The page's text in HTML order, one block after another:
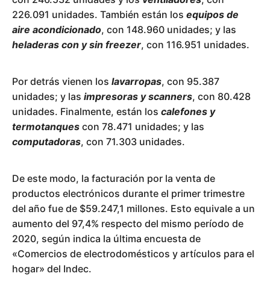
226.091 unidades. También están los equipos de
aire acondicionado, con 148.960 unidades; y las
heladeras con y sin freezer, con 116.951 unidades.
Por detrás vienen los lavarropas, con 95.387
unidades; y las impresoras y scanners, con 80.428
unidades. Finalmente, están los calefones y
termotanques con 78.471 unidades; y las
computadoras, con 71.303 unidades.
De este modo, la facturación por la venta de
productos electrónicos durante el primer trimestre
del año fue de $59.247,1 millones. Esto equivale a un
aumento del 97,4% respecto del mismo período de
2020, según indica la última encuesta de
«Comercios de electrodomésticos y artículos para el
hogar» del Indec.